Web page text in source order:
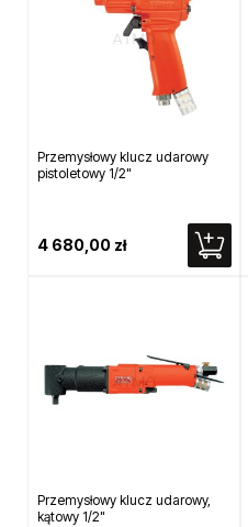
Przemysłowy klucz udarowy
pistoletowy 1/2"
4 680,00 zł
Przemysłowy klucz udarowy,
kątowy 1/2"